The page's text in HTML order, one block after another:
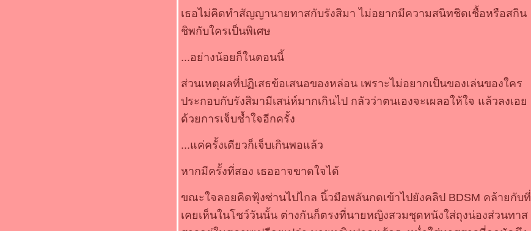
เธอไม่คิดทำสัญญานายทาสกับรังสิมา ไม่อยากมีความสนิทชิดเชื้อหรือสกิน
ชิพกับใครเป็นพิเศษ
...อย่างน้อยก็ในตอนนี้
ส่วนเหตุผลที่ปฏิเสธข้อเสนอของหล่อน เพราะไม่อยากเป็นของเล่นของใคร
ประกอบกับรังสิมามีเสน่ห์มากเกินไป กลัวว่าตนเองจะเผลอให้ใจ แล้วลงเอ
ด้วยการเจ็บช้ำใจอีกครั้ง
...แค่ครั้งเดียวก็เจ็บเกินพอแล้ว
หากมีครั้งที่สอง เธออาจขาดใจได้
ขณะใจลอยคิดฟุ้งซ่านไปไกล นิ้วมือพลันกดเข้าไปยังคลิป BDSM คล้ายกับที่
เคยเห็นในโชว์วันนั้น ต่างกันก็ตรงที่นายหญิงสวมชุดหนังใส่ถุงน่องส่วนทาส